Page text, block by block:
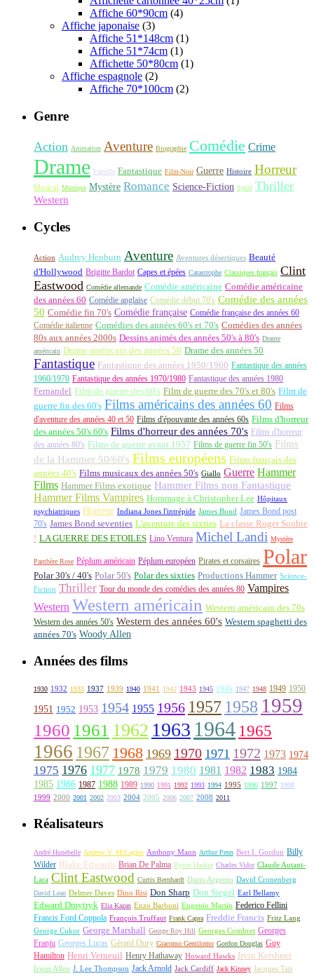
Affiche 60*90cm (4)
Affiche japonaise (3)
Affiche 51*148cm (1)
Affiche 51*74cm (1)
Affichette 50*80cm (1)
Affiche espagnole (2)
Affiche 70*100cm (2)
Genre
Action Animation Aventure Biographie Comédie Crime
Drame Famille Fantastique Film-Noir Guerre Histoire Horreur
Musical Musique Mystère Romance Science-Fiction Sport Thriller
Western
Cycles
Action Audrey Hepburn Aventure Aventures désertiques Beauté
d'Hollywood Brigitte Bardot Capes et épées Catastrophe Classiques français Clint
Eastwood Comédie allemande Comédie américaine Comédie américaine
des années 60 Comédie anglaise Comédie début 70's Comédie des années
50 Comédie fin 70's Comédie française Comédie française des années 60
Comédie italienne Comédies des années 60's et 70's Comédies des années
80s aux années 2000s Dessins animés des années 50's à 80's Drame
américain Drame américain des années 50 Drame des années 50
Fantastique Fantastique des années 1950/1960 Fantastique des années
1960/1970 Fantastique des années 1970/1980 Fantastique des années 1980
Fernandel Film de guerre des 60's Film de guerre des 70's et 80's Film de
guerre fin des 60's Films américains des années 60 Films
d'aventure des années 40 et 50 Films d'épouvante des années 60s Films d'horreur
des années 50's 60's Films d'horreur des années 70's Films d'horreur
des années 80's Films de guerre avant 1957 Films de guerre fin 50's Films
de la Hammer 50/60's Films européens Films français des
années 40's Films musicaux des années 50's Giallo Guerre Hammer
Films Hammer Films exotique Hammer Films non Fantastique
Hammer Films Vampires Hommage à Christopher Lee Hôpitaux
psychiatriques Horreur Indiana Jones l'intrépide James Bond James Bond post
70's James Bond seventies L'aventure des sixties La classe Roger Soubie
! LA GUERRE DES ETOILES Lino Ventura Michel Landi Mystère
Panthère Rose Péplum américain Péplum européen Pirates et corsaires Polar
Polar 30's / 40's Polar 50's Polar des sixties Productions Hammer Science-
Fiction Thriller Tour du monde des comédies des années 80 Vampires
Western Western américain Western américain des 70s
Western des années 50's Western des années 60's Western spaghetti des
années 70's Woody Allen
Années des films
1930 1932 1933 1937 1939 1940 1941 1942 1943 1945 1946 1947 1948 1949 1950
1951 1952 1953 1954 1955 1956 1957 1958 1959
1960 1961 1962 1963 1964 1965
1966 1967 1968 1969 1970 1971 1972 1973 1974
1975 1976 1977 1978 1979 1980 1981 1982 1983 1984
1985 1986 1987 1988 1989 1990 1991 1992 1993 1994 1995 1996 1997 1998
1999 2000 2001 2002 2003 2004 2005 2006 2007 2008 2011
Réalisateurs
André Hunebelle Andrew V. McLaglen Anthony Mann Arthur Penn Bert I. Gordon Billy
Wilder Blake Edwards Brian De Palma Byron Haskin Charles Vidor Claude Autant-
Lara Clint Eastwood Curtis Bernhardt Dario Argento David Cronenberg
David Lean Delmer Daves Dino Risi Don Sharp Don Siegel Earl Bellamy
Edward Dmytryk Elia Kazan Enzo Barboni Eugenio Martín Federico Fellini
Francis Ford Coppola François Truffaut Frank Capra Freddie Francis Fritz Lang
George Cukor George Marshall George Roy Hill Georges Combret Georges
Franju Georges Lucas Gérard Oury Giacomo Gentilomo Gordon Douglas Guy
Hamilton Henri Verneuil Henry Hathaway Howard Hawks Irvin Kershner
Irwin Allen J. Lee Thompson Jack Arnold Jack Cardiff Jack Kinney Jacques Tati